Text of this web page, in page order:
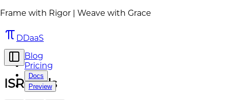
Frame with Rigor | Weave with Grace
DDaaS
Blog
Pricing
Docs
Preview
ISR Skills